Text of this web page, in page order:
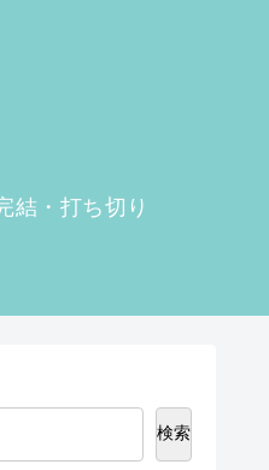
結・打ち切り
検索